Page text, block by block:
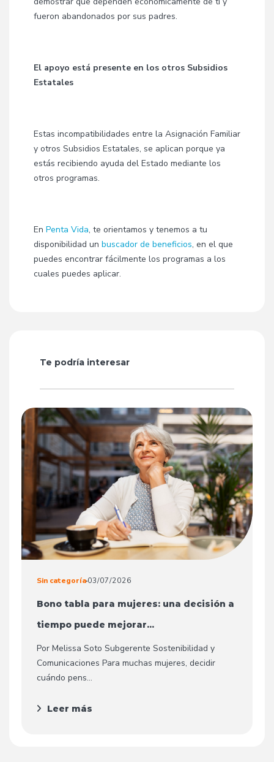
fueron abandonados por sus padres.
El apoyo está presente en los otros Subsidios
Estatales
Estas incompatibilidades entre la Asignación Familiar
y otros Subsidios Estatales, se aplican porque ya
estás recibiendo ayuda del Estado mediante los
otros programas.
En Penta Vida, te orientamos y tenemos a tu
disponibilidad un buscador de beneficios, en el que
puedes encontrar fácilmente los programas a los
cuales puedes aplicar.
Te podría interesar
Sin categoría03/07/2026
Bono tabla para mujeres: una decisión a
tiempo puede mejorar...
Por Melissa Soto Subgerente Sostenibilidad y
Comunicaciones Para muchas mujeres, decidir
cuándo pens...
Leer más